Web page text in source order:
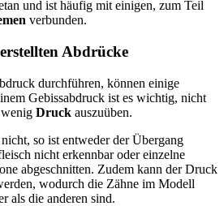
und ist häufig mit einigen, zum Teil
verbunden.
Abdrücke
durchführen, können einige
Gebissabdruck ist es wichtig, nicht
Druck auszuüben.
nicht, so ist entweder der Übergang
nicht erkennbar oder einzelne
abgeschnitten. Zudem kann der Druck
wodurch die Zähne im Modell
als die anderen sind.